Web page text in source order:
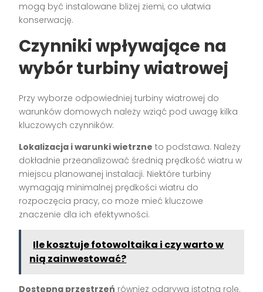
mogą być instalowane bliżej ziemi, co ułatwia
konserwację.
Czynniki wpływające na
wybór turbiny wiatrowej
Przy wyborze odpowiedniej turbiny wiatrowej do
warunków domowych należy wziąć pod uwagę kilka
kluczowych czynników:
Lokalizacja i warunki wietrzne to podstawa. Należy
dokładnie przeanalizować średnią prędkość wiatru w
miejscu planowanej instalacji. Niektóre turbiny
wymagają minimalnej prędkości wiatru do
rozpoczęcia pracy, co może mieć kluczowe
znaczenie dla ich efektywności.
Ile kosztuje fotowoltaika i czy warto w
nią zainwestować?
Dostępna przestrzeń również odgrywa istotną rolę.